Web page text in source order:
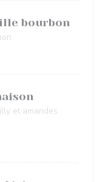
bourbon
et amandes